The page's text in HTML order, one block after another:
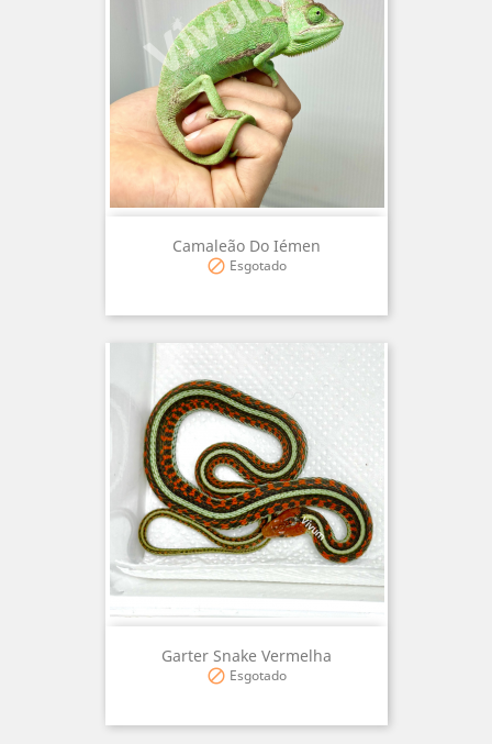
Camaleão Do Iémen
 Esgotado
Garter Snake Vermelha
 Esgotado